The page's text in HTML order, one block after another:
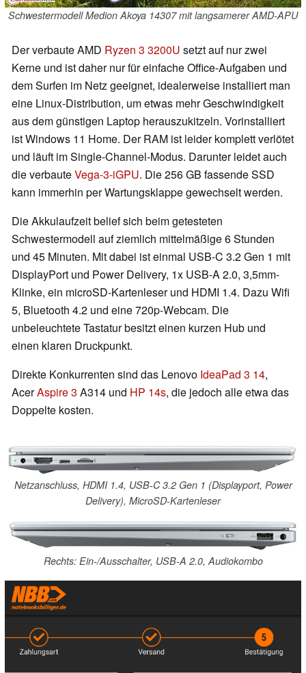
Schwestermodell Medion Akoya 14307 mit langsamerer AMD-APU
Der verbaute AMD Ryzen 3 3200U setzt auf nur zwei
Kerne und ist daher nur für einfache Office-Aufgaben und
dem Surfen im Netz geeignet, idealerweise installiert man
eine Linux-Distribution, um etwas mehr Geschwindigkeit
aus dem günstigen Laptop herauszukitzeln. Vorinstalliert
ist Windows 11 Home. Der RAM ist leider komplett verlötet
und läuft im Single-Channel-Modus. Darunter leidet auch
die verbauteVega-3-iGPU. Die 256 GB fassende SSD
kann immerhin per Wartungsklappe gewechselt werden.
Die Akkulaufzeit belief sich beim getesteten
Schwestermodell auf ziemlich mittelmäßige 6 Stunden
und 45 Minuten. Mit dabei ist einmal USB-C 3.2 Gen 1 mit
DisplayPort und Power Delivery, 1x USB-A 2.0, 3,5mm-
Klinke, ein microSD-Kartenleser und HDMI 1.4. Dazu Wifi
5, Bluetooth 4.2 und eine 720p-Webcam. Die
unbeleuchtete Tastatur besitzt einen kurzen Hub und
einen klaren Druckpunkt.
Direkte Konkurrenten sind das Lenovo IdeaPad 3 14,
AcerAspire 3 A314 und HP 14s, die jedoch alle etwa das
Doppelte kosten.
Netzanschluss, HDMI 1.4, USB-C 3.2 Gen 1 (Displayport, Power
Delivery), MicroSD-Kartenleser
Rechts: Ein-/Ausschalter, USB-A 2.0, Audiokombo